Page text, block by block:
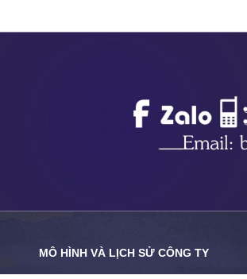
MÔ HÌNH VÀ LỊCH SỬ CÔNG TY